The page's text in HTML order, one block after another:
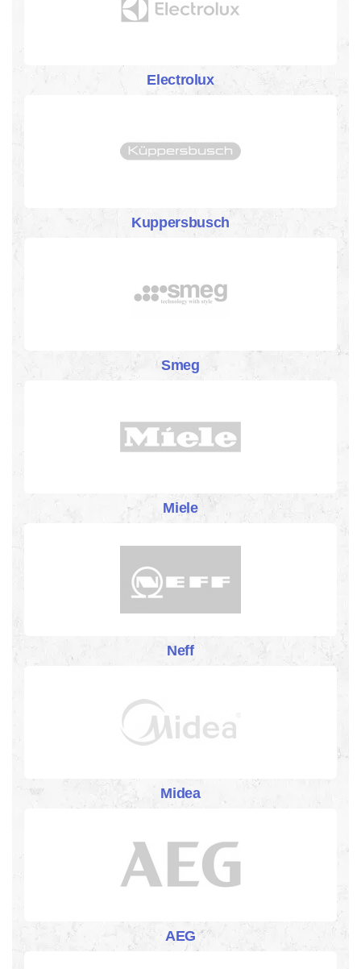
Electrolux
Kuppersbusch
Smeg
Miele
Neff
Midea
AEG